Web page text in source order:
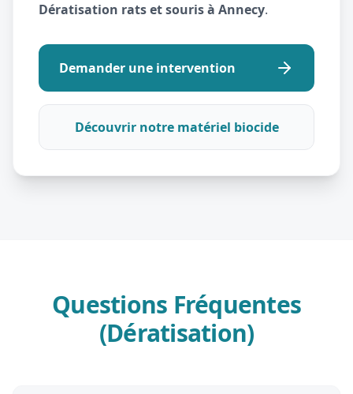
Dératisation rats et souris à Annecy.
Demander une intervention
Découvrir notre matériel biocide
Questions Fréquentes
(Dératisation)